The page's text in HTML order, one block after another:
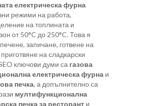
електрическа фурна
режими на работа,
на топлината и
от 50°C до 250°C. Това я
запичане, готвене на
на сладкарски
ключови думи са газова
електрическа фурна и
печка, а допълнително са
мултифункционална
печка за ресторант и